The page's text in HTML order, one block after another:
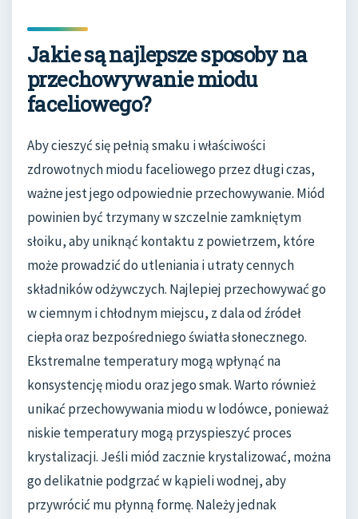
Jakie są najlepsze sposoby na
przechowywanie miodu
faceliowego?
Aby cieszyć się pełnią smaku i właściwości
zdrowotnych miodu faceliowego przez długi czas,
ważne jest jego odpowiednie przechowywanie. Miód
powinien być trzymany w szczelnie zamkniętym
słoiku, aby uniknąć kontaktu z powietrzem, które
może prowadzić do utleniania i utraty cennych
składników odżywczych. Najlepiej przechowywać go
w ciemnym i chłodnym miejscu, z dala od źródeł
ciepła oraz bezpośredniego światła słonecznego.
Ekstremalne temperatury mogą wpłynąć na
konsystencję miodu oraz jego smak. Warto również
unikać przechowywania miodu w lodówce, ponieważ
niskie temperatury mogą przyspieszyć proces
krystalizacji. Jeśli miód zacznie krystalizować, można
go delikatnie podgrzać w kąpieli wodnej, aby
przywrócić mu płynną formę. Należy jednak